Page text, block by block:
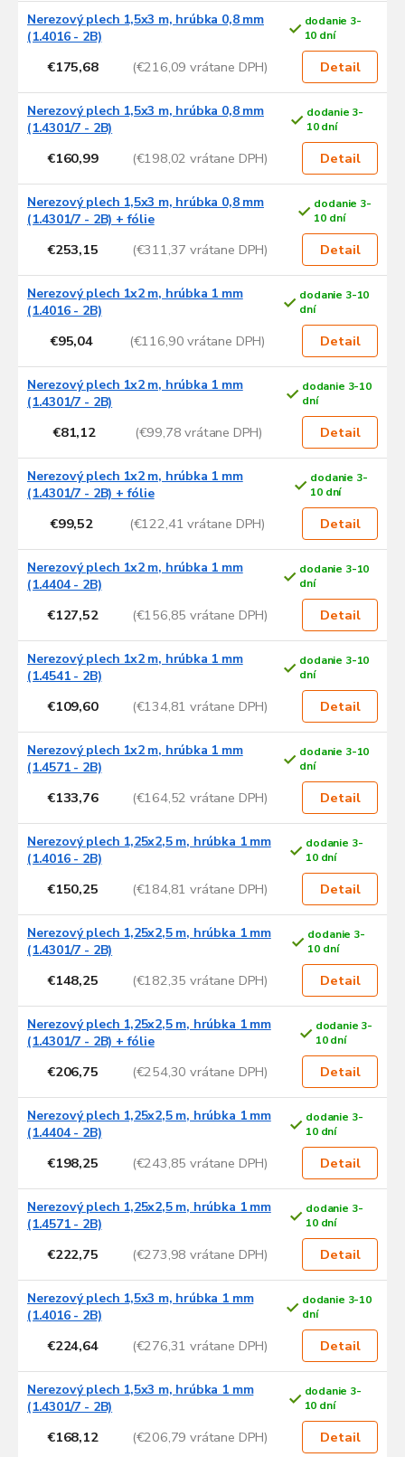
Nerezový plech 1,5x3 m, hrúbka 0,8 mm
(1.4016 - 2B)
dodanie 3-
10 dní
€175,68 (€216,09 vrátane DPH) Detail
Nerezový plech 1,5x3 m, hrúbka 0,8 mm
(1.4301/7 - 2B)
dodanie 3-
10 dní
€160,99 (€198,02 vrátane DPH) Detail
Nerezový plech 1,5x3 m, hrúbka 0,8 mm
(1.4301/7 - 2B) + fólie
dodanie 3-
10 dní
€253,15 (€311,37 vrátane DPH) Detail
Nerezový plech 1x2 m, hrúbka 1 mm
(1.4016 - 2B)
dodanie 3-10
dní
€95,04 (€116,90 vrátane DPH) Detail
Nerezový plech 1x2 m, hrúbka 1 mm
(1.4301/7 - 2B)
dodanie 3-10
dní
€81,12 (€99,78 vrátane DPH) Detail
Nerezový plech 1x2 m, hrúbka 1 mm
(1.4301/7 - 2B) + fólie
dodanie 3-
10 dní
€99,52 (€122,41 vrátane DPH) Detail
Nerezový plech 1x2 m, hrúbka 1 mm
(1.4404 - 2B)
dodanie 3-10
dní
€127,52 (€156,85 vrátane DPH) Detail
Nerezový plech 1x2 m, hrúbka 1 mm
(1.4541 - 2B)
dodanie 3-10
dní
€109,60 (€134,81 vrátane DPH) Detail
Nerezový plech 1x2 m, hrúbka 1 mm
(1.4571 - 2B)
dodanie 3-10
dní
€133,76 (€164,52 vrátane DPH) Detail
Nerezový plech 1,25x2,5 m, hrúbka 1 mm
(1.4016 - 2B)
dodanie 3-
10 dní
€150,25 (€184,81 vrátane DPH) Detail
Nerezový plech 1,25x2,5 m, hrúbka 1 mm
(1.4301/7 - 2B)
dodanie 3-
10 dní
€148,25 (€182,35 vrátane DPH) Detail
Nerezový plech 1,25x2,5 m, hrúbka 1 mm
(1.4301/7 - 2B) + fólie
dodanie 3-
10 dní
€206,75 (€254,30 vrátane DPH) Detail
Nerezový plech 1,25x2,5 m, hrúbka 1 mm
(1.4404 - 2B)
dodanie 3-
10 dní
€198,25 (€243,85 vrátane DPH) Detail
Nerezový plech 1,25x2,5 m, hrúbka 1 mm
(1.4571 - 2B)
dodanie 3-
10 dní
€222,75 (€273,98 vrátane DPH) Detail
Nerezový plech 1,5x3 m, hrúbka 1 mm
(1.4016 - 2B)
dodanie 3-10
dní
€224,64 (€276,31 vrátane DPH) Detail
Nerezový plech 1,5x3 m, hrúbka 1 mm
(1.4301/7 - 2B)
dodanie 3-
10 dní
€168,12 (€206,79 vrátane DPH) Detail